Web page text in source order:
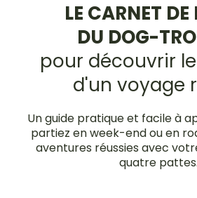
LE CARNET DE
DU DOG-
pour découvrir
d'un voyage
Un guide pratique et facile à
partiez en week-end ou en
aventures réussies avec
quatre pattes.